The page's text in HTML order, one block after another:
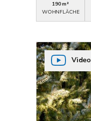
190 m²
WOHNFLÄCHE
Video